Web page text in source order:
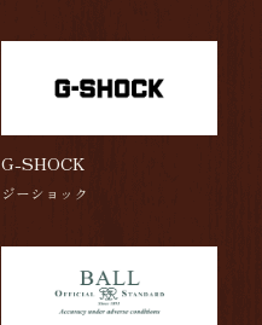
G-SHOCK
ジーショック